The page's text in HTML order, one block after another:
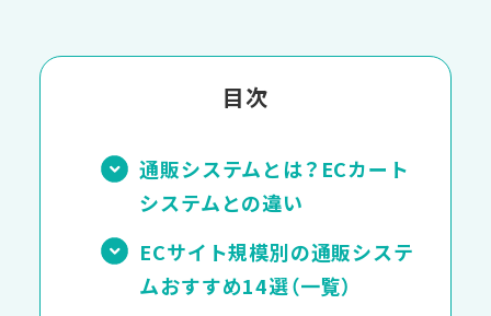
目次
通販システムとは？ECカート
システムとの違い
ECサイト規模別の通販システ
ムおすすめ14選（一覧）